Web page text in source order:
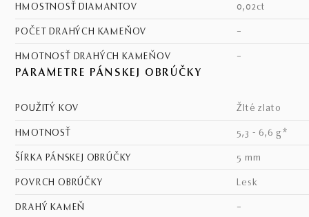
HMOSTNOSŤ DIAMANTOV 0,02ct
POČET DRAHÝCH KAMEŇOV –
HMOTNOSŤ DRAHÝCH KAMEŇOV –
PARAMETRE PÁNSKEJ OBRÚČKY
POUŽITÝ KOV žlté zlato
HMOTNOSŤ 5,3 - 6,6 g*
ŠÍRKA PÁNSKEJ OBRÚČKY 5 mm
POVRCH OBRÚČKY lesk
DRAHÝ KAMEŇ –